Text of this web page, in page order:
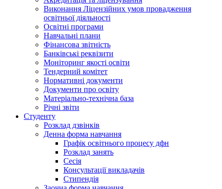
Виконання Ліцензійних умов провадження
освітньої діяльності
Освітні програми
Навчальні плани
Фінансова звітність
Банківські реквізити
Моніторинг якості освіти
Тендерний комітет
Нормативні документи
Документи про освіту
Матеріально-технічна база
Річні звіти
Студенту
Розклад дзвінків
Денна форма навчання
Графік освітнього процесу дфн
Розклад занять
Сесія
Консультації викладачів
Стипендія